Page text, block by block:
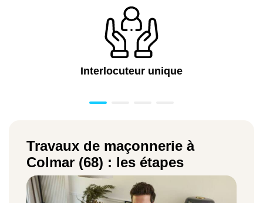
Interlocuteur unique
Travaux de maçonnerie à
Colmar (68) : les étapes